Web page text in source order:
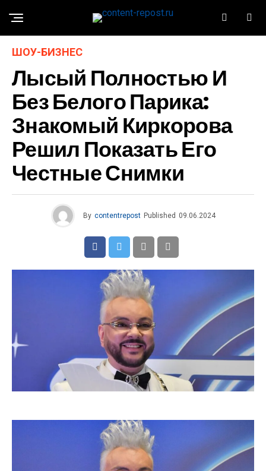
ШОУ-БИЗНЕС
Лысый Полностью И
Без Белого Парика:
Знакомый Киркорова
Решил Показать Его
Честные Снимки
By contentrepost Published 09.06.2024